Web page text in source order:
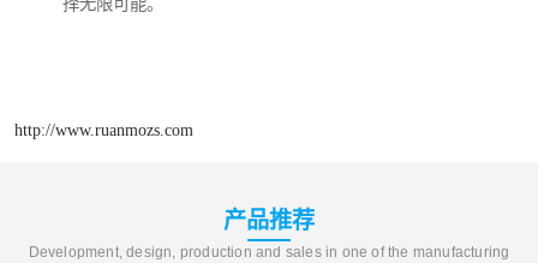
择无限可能。
http://www.ruanmozs.com
产品推荐
Development, design, production and sales in one of the manufacturing